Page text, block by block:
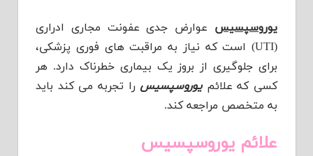
یوروسپسیس عوارض جدی عفونت مجاری ادراری
(UTI) است که نیاز به مراقبت های فوری پزشکی،
برای جلوگیری از بروز یک بیماری خطرناک دارد. هر
کسی که علائمیوروسپسیس را تجربه می کند باید
به متخصص مراجعه کند.
علائم یوروسپسیس